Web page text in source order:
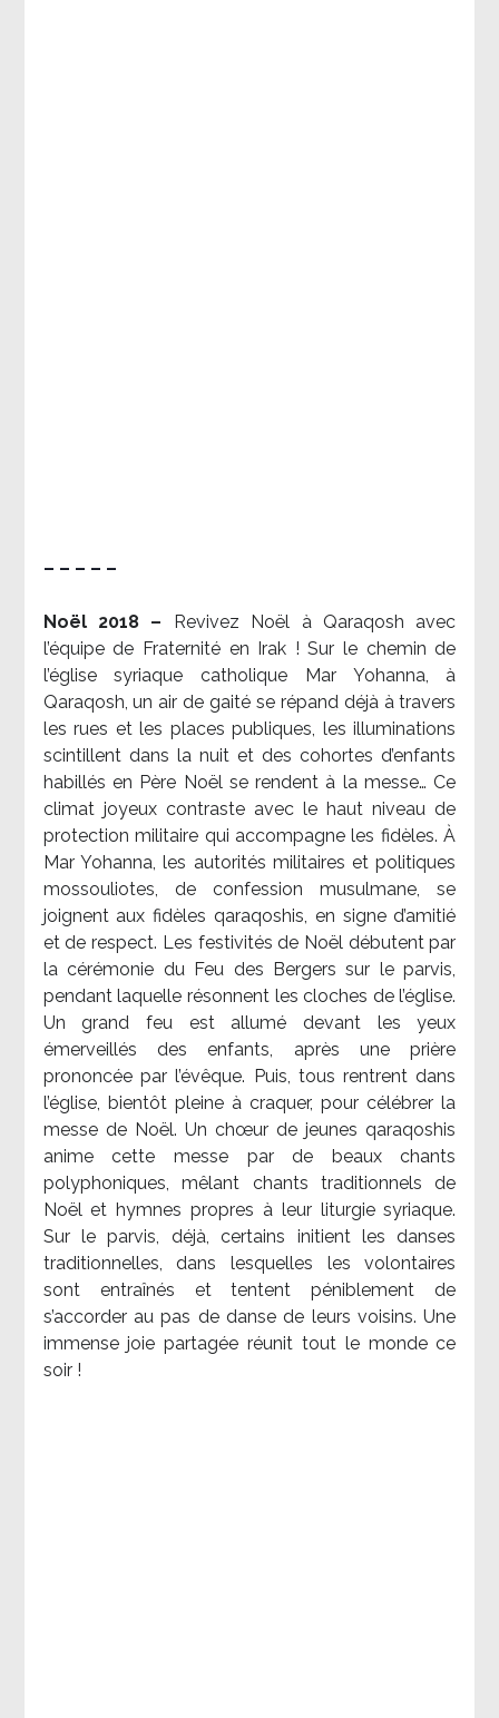
– – – – –
Noël 2018 – Revivez Noël à Qaraqosh avec
l’équipe de Fraternité en Irak ! Sur le chemin de
l’église syriaque catholique Mar Yohanna, à
Qaraqosh, un air de gaité se répand déjà à travers
les rues et les places publiques, les illuminations
scintillent dans la nuit et des cohortes d’enfants
habillés en Père Noël se rendent à la messe… Ce
climat joyeux contraste avec le haut niveau de
protection militaire qui accompagne les fidèles. À
Mar Yohanna, les autorités militaires et politiques
mossouliotes, de confession musulmane, se
joignent aux fidèles qaraqoshis, en signe d’amitié
et de respect. Les festivités de Noël débutent par
la cérémonie du Feu des Bergers sur le parvis,
pendant laquelle résonnent les cloches de l’église.
Un grand feu est allumé devant les yeux
émerveillés des enfants, après une prière
prononcée par l’évêque. Puis, tous rentrent dans
l’église, bientôt pleine à craquer, pour célébrer la
messe de Noël. Un chœur de jeunes qaraqoshis
anime cette messe par de beaux chants
polyphoniques, mêlant chants traditionnels de
Noël et hymnes propres à leur liturgie syriaque.
Sur le parvis, déjà, certains initient les danses
traditionnelles, dans lesquelles les volontaires
sont entraînés et tentent péniblement de
s’accorder au pas de danse de leurs voisins. Une
immense joie partagée réunit tout le monde ce
soir !